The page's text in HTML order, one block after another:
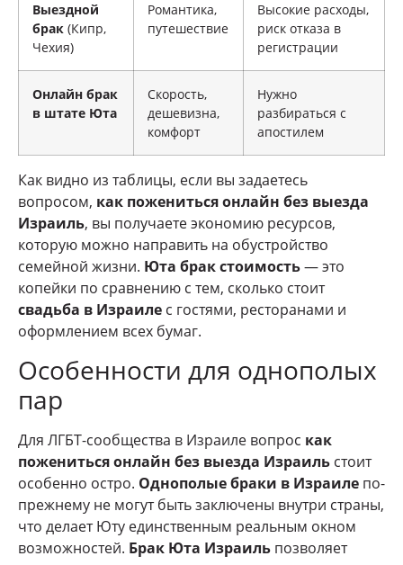
Выездной
брак (Кипр,
Чехия)
Романтика,
путешествие
Высокие расходы,
риск отказа в
регистрации
Онлайн брак
в штате Юта
Скорость,
дешевизна,
комфорт
Нужно
разбираться с
апостилем
Как видно из таблицы, если вы задаетесь
вопросом, как пожениться онлайн без выезда
Израиль, вы получаете экономию ресурсов,
которую можно направить на обустройство
семейной жизни. Юта брак стоимость— это
копейки по сравнению с тем, сколько стоит
свадьба в Израиле с гостями, ресторанами и
оформлением всех бумаг.
Особенности для однополых
пар
Для ЛГБТ-сообщества в Израиле вопрос как
пожениться онлайн без выезда Израиль стоит
особенно остро. Однополые браки в Израиле по-
прежнему не могут быть заключены внутри страны,
что делает Юту единственным реальным окном
возможностей. Брак Юта Израиль позволяет